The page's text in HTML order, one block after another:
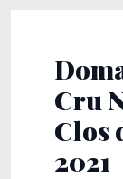
Cru
Clos
2021